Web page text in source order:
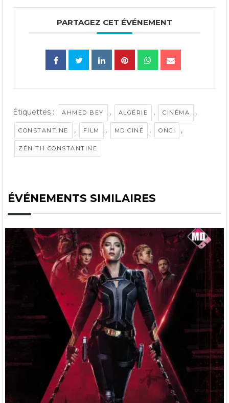
PARTAGEZ CET ÉVÉNEMENT
Étiquettes : AHMED BEY , ALGÉRIE , CINÉMA ,
CONSTANTINE , FILM , MD CINÉ , ONCI ,
ZÉNITH CONSTANTINE
ÉVÉNEMENTS SIMILAIRES